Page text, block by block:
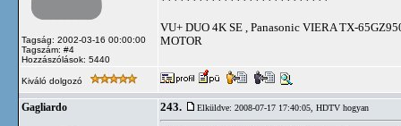
Tagság: 2002-03-16 00:00:00
Tagszám: #4
Hozzászólások: 5440
VU+ DUO 4K SE , Panasonic VIERA TX-
MOTOR
Kiváló dolgozó
Gagliardo 243. Elküldve: 2008-07-17 17:40:05, HDTV hogyan